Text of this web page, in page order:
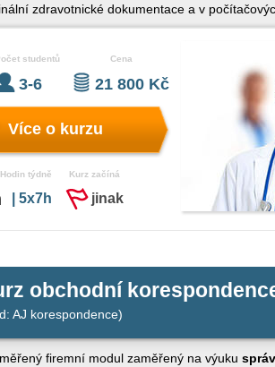
zdravotnické dokumentace a v
studentů
3-6
Cena
21 800 Kč
Více o kurzu
týdně
| 5x7h
Kurz začíná
jinak
obchodní
AJ korespondence)
firemní modul zaměřený na výuku